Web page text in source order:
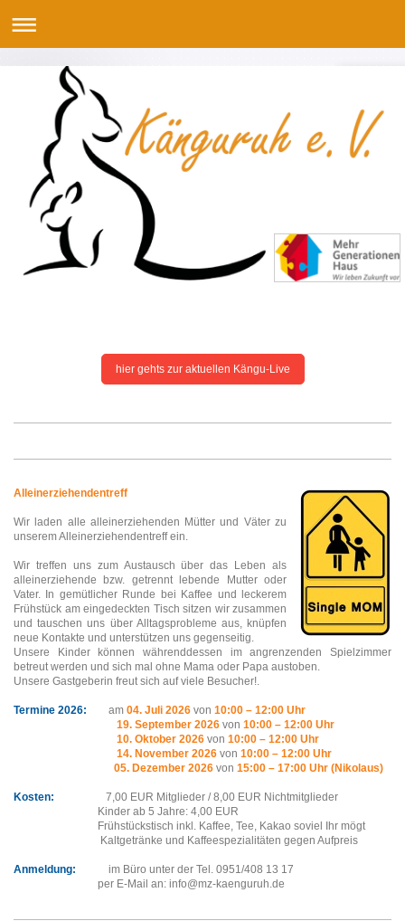
hier gehts zur aktuellen Kängu-Live
Alleinerziehendentreff
Wir laden alle alleinerziehenden Mütter und Väter zu
unserem Alleinerziehendentreff ein.
Wir treffen uns zum Austausch über das Leben als
alleinerziehende bzw. getrennt lebende Mutter oder
Vater. In gemütlicher Runde bei Kaffee und leckerem
Frühstück am eingedeckten Tisch sitzen wir zusammen
und tauschen uns über Alltagsprobleme aus, knüpfen
neue Kontakte und unterstützen uns gegenseitig.
Unsere Kinder können währenddessen im angrenzenden Spielzimmer
betreut werden und sich mal ohne Mama oder Papa austoben.
Unsere Gastgeberin freut sich auf viele Besucher!.
Termine 2026: am 04. Juli 2026 von 10:00 – 12:00 Uhr
19. September 2026 von 10:00 – 12:00 Uhr
10. Oktober 2026 von 10:00 – 12:00 Uhr
14. November 2026 von 10:00 – 12:00 Uhr
05. Dezember 2026 von 15:00 – 17:00 Uhr (Nikolaus)
Kosten:
7,00 EUR Mitglieder / 8,00 EUR Nichtmitglieder
Kinder ab 5 Jahre: 4,00 EUR
Frühstückstisch inkl. Kaffee, Tee, Kakao soviel Ihr mögt
Kaltgetränke und Kaffeespezialitäten gegen Aufpreis
Anmeldung:
im Büro unter der Tel. 0951/408 13 17
per E-Mail an: info@mz-kaenguruh.de
10. / 27.
November:
10.11. / 17. 11. / 24. 11. tember:
10. / 27.
November:
10.11. / 17. 11. / 24. 11.